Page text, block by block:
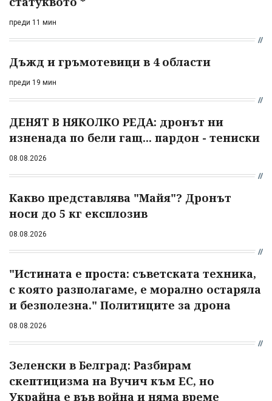
преди 11 мин
Дъжд и гръмотевици в 4 области
преди 19 мин
ДЕНЯТ В НЯКОЛКО РЕДА: дронът ни
изненада по бели гащ... пардон - тениски
08.08.2026
Какво представлява "Майя"? Дронът
носи до 5 кг експлозив
08.08.2026
"Истината е проста: съветската техника,
с която разполагаме, е морално остаряла
и безполезна." Политиците за дрона
08.08.2026
Зеленски в Белград: Разбирам
скептицизма на Вучич към ЕС, но
Украйна е във война и няма време